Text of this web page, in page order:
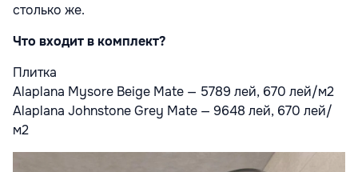
столько же.
Что входит в комплект?
Плитка
Alaplana Mysore Beige Mate — 5789 лей, 670 лей/м2
Alaplana Johnstone Grey Mate — 9648 лей, 670 лей/
м2